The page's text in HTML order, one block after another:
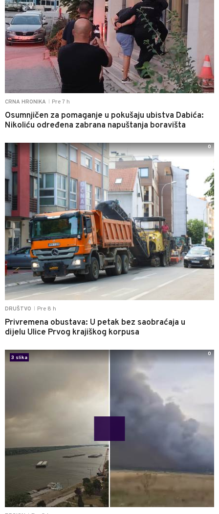
CRNA HRONIKA Pre 7 h
Osumnjičen za pomaganje u pokušaju ubistva Dabića:
Nikoliću određena zabrana napuštanja boravišta
DRUŠTVO Pre 8 h
Privremena obustava: U petak bez saobraćaja u
dijelu Ulice Prvog krajiškog korpusa
0
3 slika
0